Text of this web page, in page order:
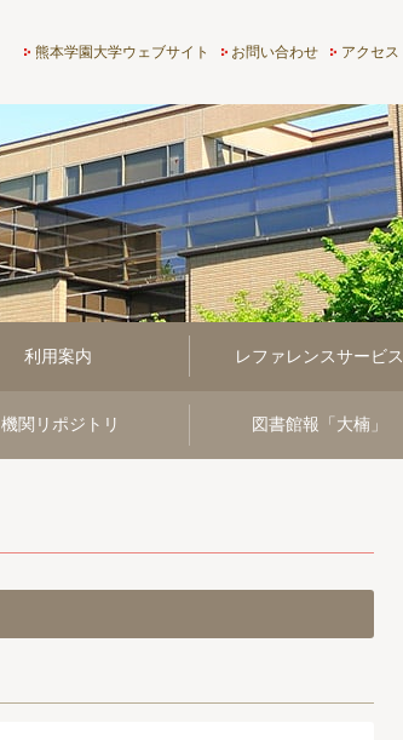
熊本学園大学付属図書館
熊本学園大学ウェブサイト お問い合わせ アクセス
利用案内 レファレンスサービス
機関リポジトリ 図書館報「大楠」